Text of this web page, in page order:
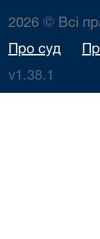
2026 © Всі
Про суд
v1.38.1